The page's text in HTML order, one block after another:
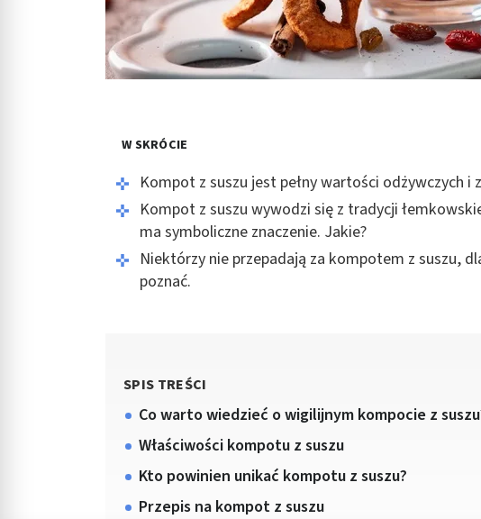
W SKRÓCIE
Kompot z suszu jest pełny wartości odżywczych i
Kompot z suszu wywodzi się z tradycji
ma symboliczne znaczenie. Jakie?
Niektórzy nie przepadają za kompotem z suszu,
poznać.
SPIS TREŚCI
Co warto wiedzieć o wigilijnym kompocie z
Właściwości kompotu z suszu
Kto powinien unikać kompotu z suszu?
Przepis na kompot z suszu